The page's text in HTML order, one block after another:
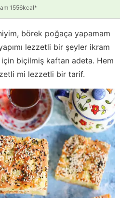
1556kcal*
börek poğaça yapamam
lezzetli bir şeyler ikram
biçilmiş kaftan adeta. Hem
mi lezzetli bir tarif.